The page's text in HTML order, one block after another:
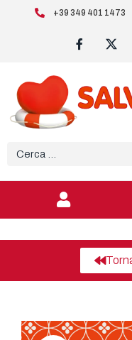
+39 349 401 1473